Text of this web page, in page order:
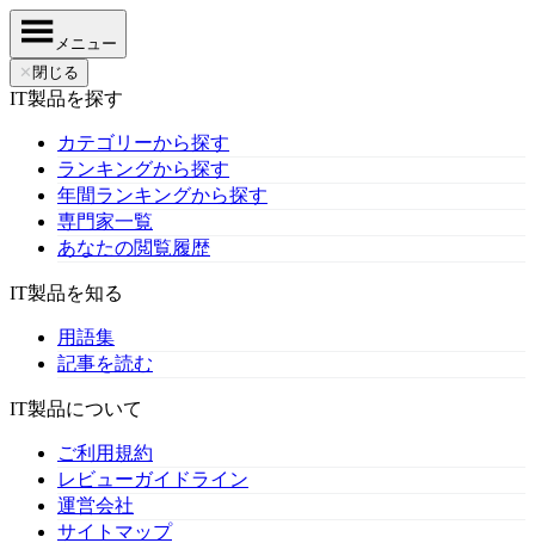
メニュー
✕ 閉じる
IT製品を探す
カテゴリーから探す
ランキングから探す
年間ランキングから探す
専門家一覧
あなたの閲覧履歴
IT製品を知る
用語集
記事を読む
IT製品について
ご利用規約
レビューガイドライン
運営会社
サイトマップ